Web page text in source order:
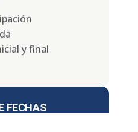
y final
FECHAS